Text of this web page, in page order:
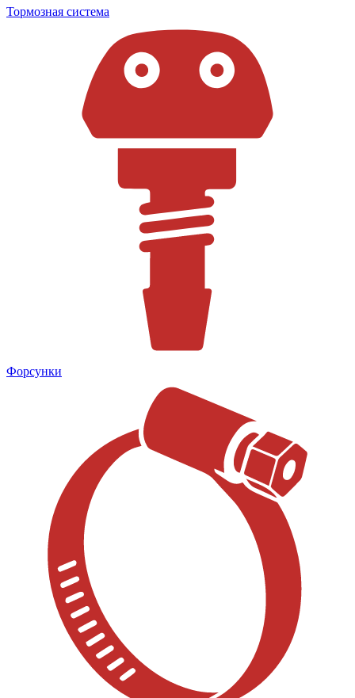
Тормозная система
Форсунки